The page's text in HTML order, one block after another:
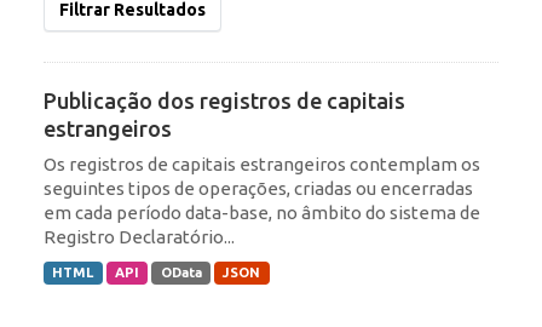
Filtrar Resultados
Publicação dos registros de capitais
estrangeiros
Os registros de capitais estrangeiros contemplam os
seguintes tipos de operações, criadas ou encerradas
em cada período data-base, no âmbito do sistema de
Registro Declaratório...
HTML API OData JSON